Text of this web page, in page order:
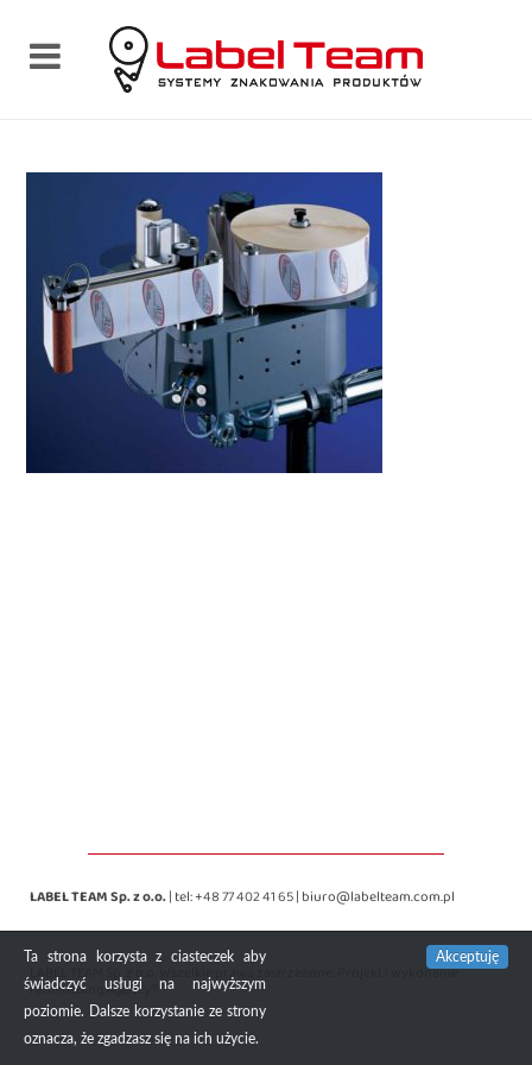
LABEL TEAM Sp. z o.o.| tel:+48 77 402 41 65|biuro@labelteam.com.pl
LABEL TEAM Sp. z o.o. Wszelkie prawa zastrzeżone. Projekt i wykonanie
redMustang Agency®
Ta strona korzysta z ciasteczek aby
świadczyć usługi na najwyższym
poziomie. Dalsze korzystanie ze strony
oznacza, że zgadzasz się na ich użycie.
Akceptuję